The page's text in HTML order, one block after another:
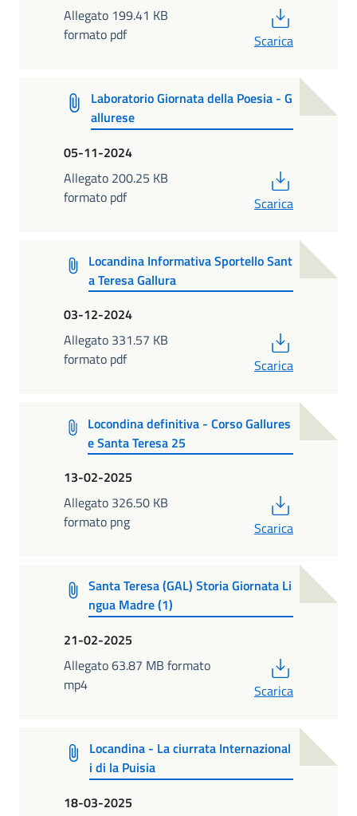
Allegato 199.41 KB
formato pdf
Scarica
Laboratorio Giornata della Poesia - G
allurese
05-11-2024
Allegato 200.25 KB
formato pdf
Scarica
Locandina Informativa Sportello Sant
a Teresa Gallura
03-12-2024
Allegato 331.57 KB
formato pdf
Scarica
Locondina definitiva - Corso Gallures
e Santa Teresa 25
13-02-2025
Allegato 326.50 KB
formato png
Scarica
Santa Teresa (GAL) Storia Giornata Li
ngua Madre (1)
21-02-2025
Allegato 63.87 MB formato
mp4
Scarica
Locandina - La ciurrata Internazional
i di la Puisia
18-03-2025